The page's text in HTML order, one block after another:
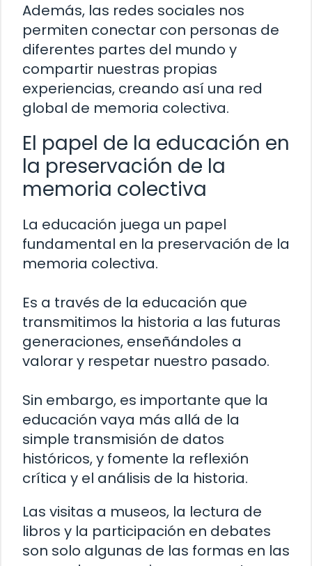
Además, las redes sociales nos
permiten conectar con personas de
diferentes partes del mundo y
compartir nuestras propias
experiencias, creando así una red
global de memoria colectiva.
El papel de la educación en
la preservación de la
memoria colectiva
La educación juega un papel
fundamental en la preservación de la
memoria colectiva.
Es a través de la educación que
transmitimos la historia a las futuras
generaciones, enseñándoles a
valorar y respetar nuestro pasado.
Sin embargo, es importante que la
educación vaya más allá de la
simple transmisión de datos
históricos, y fomente la reflexión
crítica y el análisis de la historia.
Las visitas a museos, la lectura de
libros y la participación en debates
son solo algunas de las formas en las